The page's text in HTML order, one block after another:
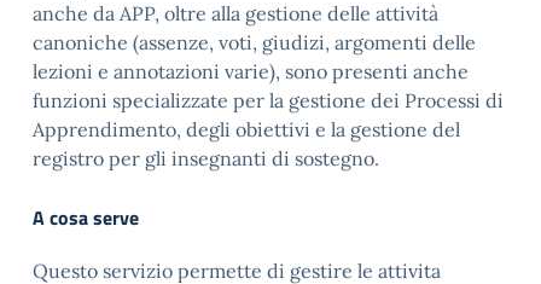
anche da APP, oltre alla gestione delle attività
canoniche (assenze, voti, giudizi, argomenti delle
lezioni e annotazioni varie), sono presenti anche
funzioni specializzate per la gestione dei Processi di
Apprendimento, degli obiettivi e la gestione del
registro per gli insegnanti di sostegno.
A cosa serve
Questo servizio permette di gestire le attivita